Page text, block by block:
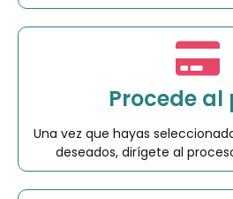
Procede al
Una vez que hayas
deseados, dirígete al